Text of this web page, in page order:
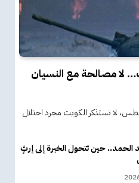
لا مصالحة مع النسيان
لا تستذكر الكويت مجرد احتلال
الحمد.. حين تتحول الخبرة إلى إرثٍ